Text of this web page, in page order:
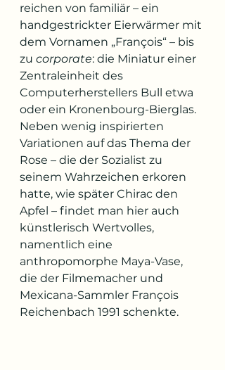
reichen von familiär – ein
handgestrickter Eierwärmer mit
dem Vornamen „François“ – bis
zu corporate: die Miniatur einer
Zentraleinheit des
Computerherstellers Bull etwa
oder ein Kronenbourg-Bierglas.
Neben wenig inspirierten
Variationen auf das Thema der
Rose – die der Sozialist zu
seinem Wahrzeichen erkoren
hatte, wie später Chirac den
Apfel – findet man hier auch
künstlerisch Wertvolles,
namentlich eine
anthropomorphe Maya-Vase,
die der Filmemacher und
Mexicana-Sammler François
Reichenbach 1991 schenkte.